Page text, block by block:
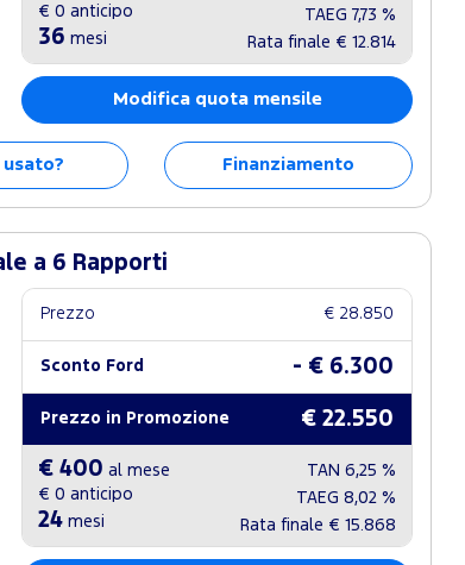
€ 0 anticipo
36 mesi
TAEG 7,73 %
Rata finale € 12.814
Modifica quota mensile
usato? Finanziamento
a 6 Rapporti
Prezzo € 28.850
Sconto Ford - € 6.300
Prezzo in Promozione € 22.550
€ 400 al mese
€ 0 anticipo
24 mesi
TAN 6,25 %
TAEG 8,02 %
Rata finale € 15.868